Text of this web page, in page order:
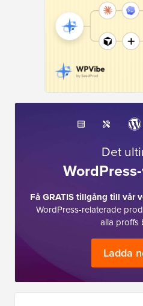
Det
Få GRATIS tillgång till vår
WordPress-relaterade
alla proffs
Ladda